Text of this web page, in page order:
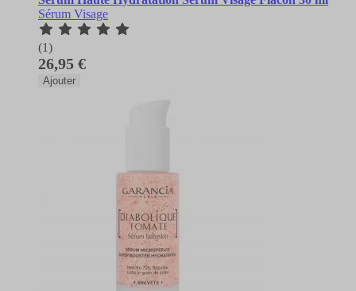
Sérum Visage
(1)
26,95 €
Ajouter